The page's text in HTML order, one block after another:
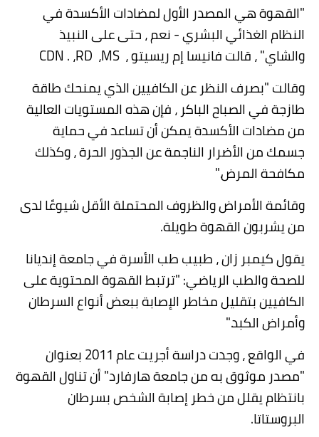
"القهوة هي المصدر الأول لمضادات الأكسدة في
النظام الغذائي البشري - نعم ، حتى على النبيذ
والشاي" ، قالت فانيسا إم ريسيتو ، MS، RD،CDN .
وقالت"بصرف النظر عن الكافيين الذي يمنحك طاقة
طازجة في الصباح الباكر ، فإن هذه المستويات العالية
من مضادات الأكسدة يمكن أن تساعد في حماية
جسمك من الأضرار الناجمة عن الجذور الحرة ، وكذلك
مكافحة المرض".
وقائمة الأمراض والظروف المحتملة الأقل شيوعًا لدى
من يشربون القهوة طويلة.
يقول كيمبر زان ، طبيب طب الأسرة في جامعة إنديانا
للصحة والطب الرياضي: "ترتبط القهوة المحتوية على
الكافيين بتقليل مخاطر الإصابة ببعض أنواع السرطان
وأمراض الكبد".
في الواقع ، وجدت دراسة أجريت عام 2011 بعنوان
"مصدر موثوق به من جامعة هارفارد" أن تناول القهوة
بانتظام يقلل من خطر إصابة الشخص بسرطان
البروستاتا.